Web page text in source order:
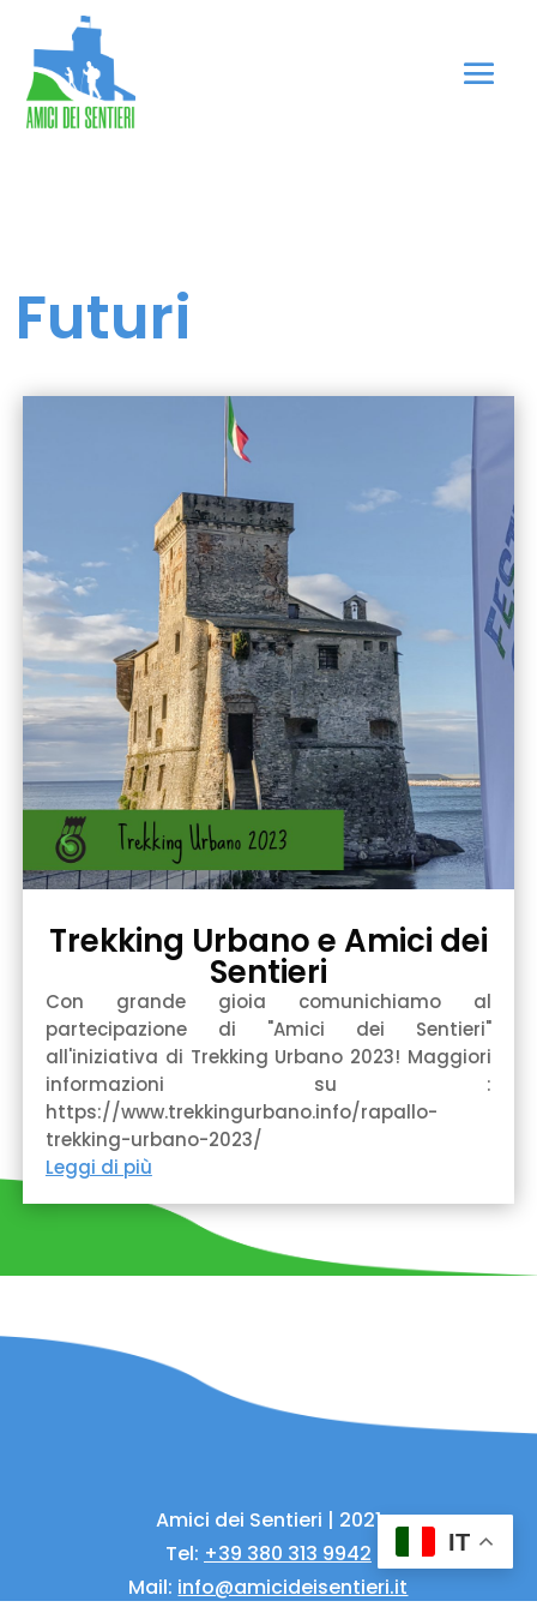
Futuri
Trekking Urbano e Amici dei
Sentieri
Con grande gioia comunichiamo al
partecipazione di "Amici dei Sentieri"
all'iniziativa di Trekking Urbano 2023! Maggiori
informazioni su :
https://www.trekkingurbano.info/rapallo-
trekking-urbano-2023/
Leggi di più
Amici dei Sentieri | 2021
Tel: +39 380 313 9942
Mail: info@amicideisentieri.it
IT